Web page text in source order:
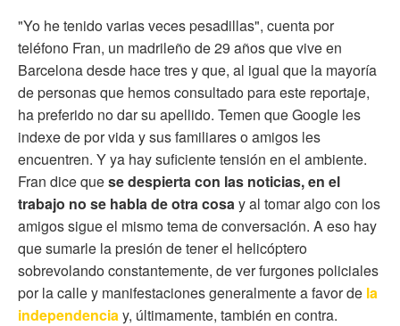
"Yo he tenido varias veces pesadillas", cuenta por
teléfono Fran, un madrileño de 29 años que vive en
Barcelona desde hace tres y que, al igual que la mayoría
de personas que hemos consultado para este reportaje,
ha preferido no dar su apellido. Temen que Google les
indexe de por vida y sus familiares o amigos les
encuentren. Y ya hay suficiente tensión en el ambiente.
Fran dice quese despierta con las noticias, en el
trabajo no se habla de otra cosay al tomar algo con los
amigos sigue el mismo tema de conversación. A eso hay
que sumarle la presión de tener el helicóptero
sobrevolando constantemente, de ver furgones policiales
por la calle y manifestaciones generalmente a favor de la
independenciay, últimamente, también en contra.